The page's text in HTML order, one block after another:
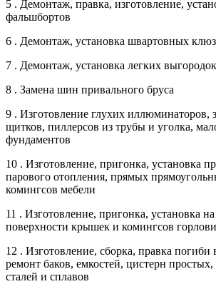
5 . Демонтаж, правка, изготовление,
фальшбортов
6 . Демонтаж, установка швартовных
7 . Демонтаж, установка легких выгородок
8 . Замена шин привального бруса
9 . Изготовление глухих иллюминаторов,
щитков, пиллерсов из трубы и уголка,
фундаментов
10 . Изготовление, пригонка, установка
парового отопления, прямых
комингсов мебели
11 . Изготовление, пригонка, установка
поверхности крышек и комингсов
12 . Изготовление, сборка, правка погиби
ремонт баков, емкостей, цистерн
сталей и сплавов